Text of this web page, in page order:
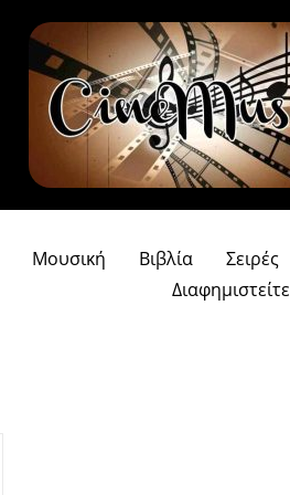
Μουσική Βιβλία Σειρές
Διαφημιστείτε